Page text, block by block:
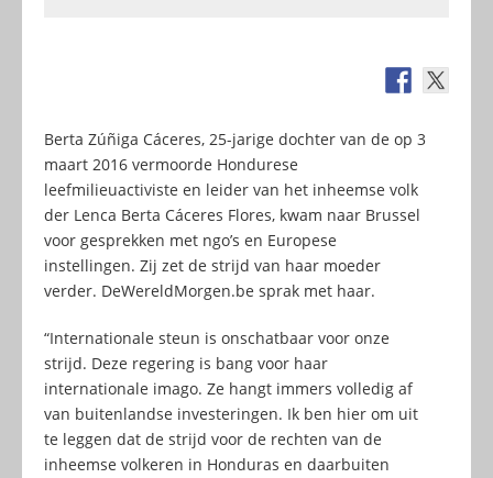
Berta Zúñiga Cáceres, 25-jarige dochter van de op 3
maart 2016 vermoorde Hondurese
leefmilieuactiviste en leider van het inheemse volk
der Lenca Berta Cáceres Flores, kwam naar Brussel
voor gesprekken met ngo’s en Europese
instellingen. Zij zet de strijd van haar moeder
verder. DeWereldMorgen.be sprak met haar.
“Internationale steun is onschatbaar voor onze
strijd. Deze regering is bang voor haar
internationale imago. Ze hangt immers volledig af
van buitenlandse investeringen. Ik ben hier om uit
te leggen dat de strijd voor de rechten van de
inheemse volkeren in Honduras en daarbuiten